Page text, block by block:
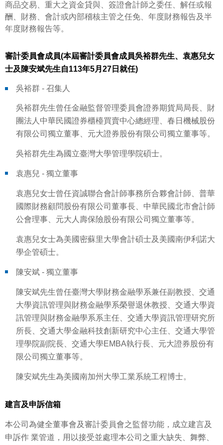
商品交易、重大之資金貸與、簽證會計師之委任、解任或報
酬、財務、會計或內部稽核主管之任免、年度財務報告及半
年度財務報告等。
審計委員會成員(本屆審計委員會成員吳裕群先生、袁惠兒女
士及陳安斌先生自113年5月27日就任)
吳裕群 - 召集人
吳裕群先生曾任金融監督管理委員會證券期貨局局長、財
團法人中華民國證券櫃檯買賣中心總經理、春日機械股份
有限公司獨立董事、元大證券股份有限公司獨立董事等。
吳裕群先生為國立臺灣大學管理學院碩士。
袁惠兒 - 獨立董事
袁惠兒女士曾任資誠聯合會計師事務所合夥會計師、普華
國際財務顧問股份有限公司董事長、中華民國北市會計師
公會理事、元大人壽保險股份有限公司獨立董事等。
袁惠兒女士為美國密蘇里大學會計碩士及美國南伊利諾大
學企管碩士。
陳安斌 - 獨立董事
陳安斌先生曾任臺灣大學財務金融學系兼任副教授、交通
大學資訊管理與財務金融學系榮譽退休教授、交通大學資
訊管理與財務金融學系系主任、交通大學資訊管理研究所
所長、交通大學金融科技創新研究中心主任、交通大學管
理學院副院長、交通大學EMBA執行長、元大證券股份有
限公司獨立董事等。
陳安斌先生為美國南加州大學工業系統工程博士。
建言及申訴信箱
本公司為健全董事會及審計委員會之監督功能，成立建言及
申訴作 業管道，用以接受並處理本公司之重大缺失、舞弊、